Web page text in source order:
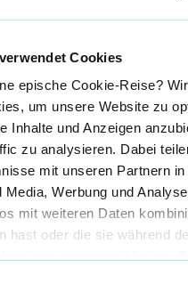
Cookies
epische Cookie-Reise? Wir
um unsere Website zu
Inhalte und Anzeigen
zu analysieren. Dabei
mit unseren Partnern in
Media, Werbung und
mit weiteren Daten
hast oder die sie während
mehr laden
in der flowzz.com
Daten und Fakten -
uns mit Deinen
flowzz noch besser
zu merken, rechtzeitig